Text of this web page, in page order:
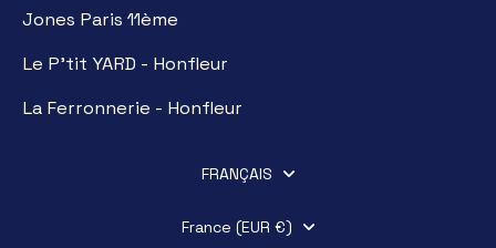
Jones Paris 11ème
Le P'tit YARD - Honfleur
La Ferronnerie - Honfleur
FRANÇAIS
France (EUR €)